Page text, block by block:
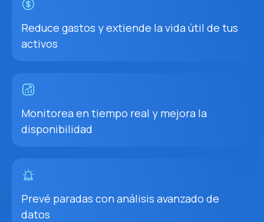
Reduce gastos y extiende la vida útil de tus
activos
Monitorea en tiempo real y mejora la
disponibilidad
Prevé paradas con análisis avanzado de
datos